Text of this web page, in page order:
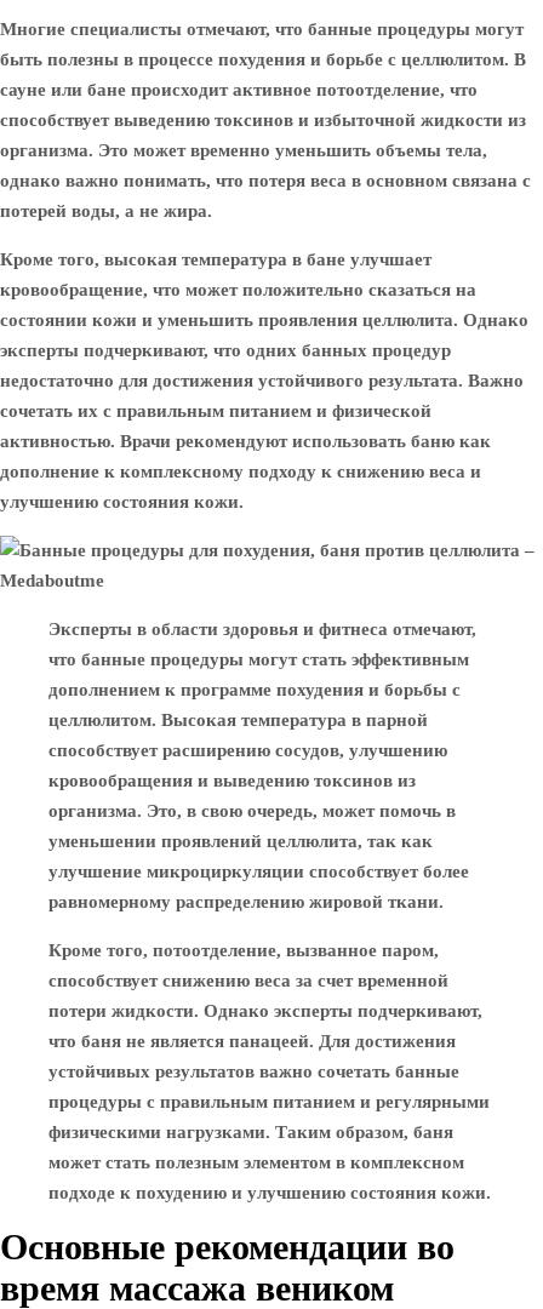
Многие специалисты отмечают, что банные процедуры могут
быть полезны в процессе похудения и борьбе с целлюлитом. В
сауне или бане происходит активное потоотделение, что
способствует выведению токсинов и избыточной жидкости из
организма. Это может временно уменьшить объемы тела,
однако важно понимать, что потеря веса в основном связана с
потерей воды, а не жира.
Кроме того, высокая температура в бане улучшает
кровообращение, что может положительно сказаться на
состоянии кожи и уменьшить проявления целлюлита. Однако
эксперты подчеркивают, что одних банных процедур
недостаточно для достижения устойчивого результата. Важно
сочетать их с правильным питанием и физической
активностью. Врачи рекомендуют использовать баню как
дополнение к комплексному подходу к снижению веса и
улучшению состояния кожи.
Эксперты в области здоровья и фитнеса отмечают,
что банные процедуры могут стать эффективным
дополнением к программе похудения и борьбы с
целлюлитом. Высокая температура в парной
способствует расширению сосудов, улучшению
кровообращения и выведению токсинов из
организма. Это, в свою очередь, может помочь в
уменьшении проявлений целлюлита, так как
улучшение микроциркуляции способствует более
равномерному распределению жировой ткани.
Кроме того, потоотделение, вызванное паром,
способствует снижению веса за счет временной
потери жидкости. Однако эксперты подчеркивают,
что баня не является панацеей. Для достижения
устойчивых результатов важно сочетать банные
процедуры с правильным питанием и регулярными
физическими нагрузками. Таким образом, баня
может стать полезным элементом в комплексном
подходе к похудению и улучшению состояния кожи.
Основные рекомендации во
время массажа веником